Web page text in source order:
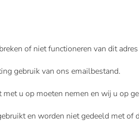
of niet functioneren van dit
gebruik van ons emailbestand.
u op moeten nemen en wij u op
en worden niet gedeeld met of